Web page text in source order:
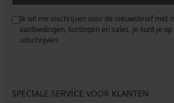
Ik wil me inschrijven voor de nieuwsbrief met
aanbiedingen, kortingen en sales. Je kunt je
uitschrijven.
SPECIALE SERVICE VOOR KLANTEN